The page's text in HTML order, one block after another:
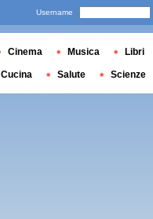
Username
Cinema Musica Libri
Cucina Salute Scienze